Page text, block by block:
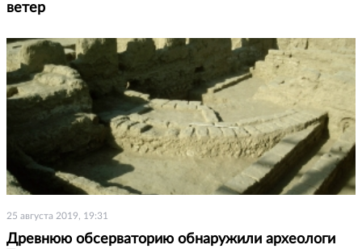
ветер
25 августа 2019, 19:31
Древнюю обсерваторию обнаружили археологи